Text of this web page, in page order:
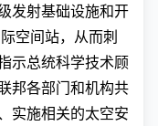
发射基础设施和开
空间站，从而刺
示总统科学技术顾
邦各部门和机构共
实施相关的太空安